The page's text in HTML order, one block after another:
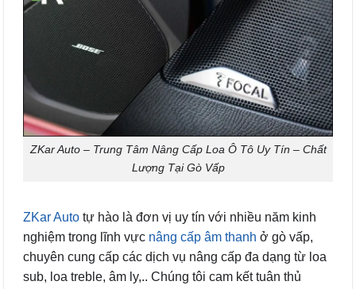
ZKar Auto – Trung Tâm Nâng Cấp Loa Ô Tô Uy Tín – Chất
Lượng Tại Gò Vấp
ZKar Auto tự hào là đơn vị uy tín với nhiều năm kinh
nghiệm trong lĩnh vực nâng cấp âm thanh ở gò vấp,
chuyên cung cấp các dịch vụ nâng cấp đa dạng từ loa
sub, loa treble, âm ly,.. Chúng tôi cam kết tuân thủ